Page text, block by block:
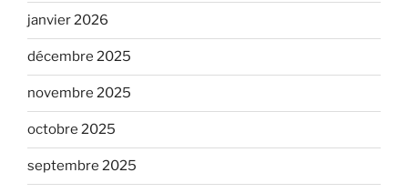
janvier 2026
décembre 2025
novembre 2025
octobre 2025
septembre 2025